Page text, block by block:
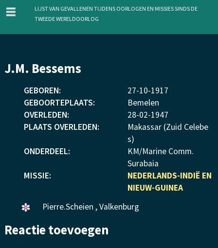
en
inhoud
menu
Lijst van gevallenen tijdens oorlogen en missies sinds de
Tweede Wereldoorlog
J.M. Bessems
GEBOREN: 27-10-1917
GEBOORTEPLAATS:
Bemelen
OVERLEDEN:
28-02-1947
PLAATS OVERLEDEN:
Makassar (Zuid Celebe
s)
ONDERDEEL:
KM/Marine Comm.
Surabaia
MISSIE:
NEDERLANDS-INDIË EN
NIEUW-GUINEA
Een
gelegd.
Pierre.Scheien , Valkenburg
Reactie toevoegen